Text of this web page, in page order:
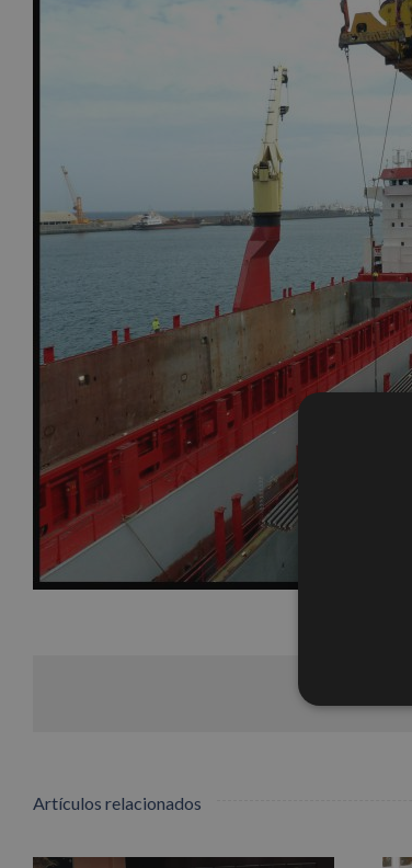
Artículos relacionados